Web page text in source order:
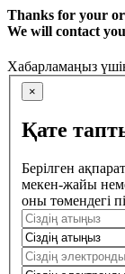
Thanks for your
We will contact
Хабарламаңыз
×
Қате
Берілген
мекен-жайы
оны төмендегі